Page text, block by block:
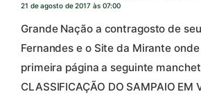
21 de agosto de 2017 às 07:00
Grande Nação a contragosto de
Fernandes e o Site da Mirante
primeira página a seguinte
CLASSIFICAÇÃO DO SAMPAIO EM